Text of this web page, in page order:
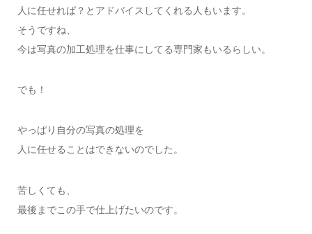
人に任せれば？とアドバイスしてくれる人もいます。
そうですね、
今は写真の加工処理を仕事にしてる専門家もいるらしい。
でも！
やっぱり自分の写真の処理を
人に任せることはできないのでした。
苦しくても、
最後までこの手で仕上げたいのです。